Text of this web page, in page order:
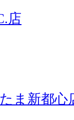
店
ま新都心